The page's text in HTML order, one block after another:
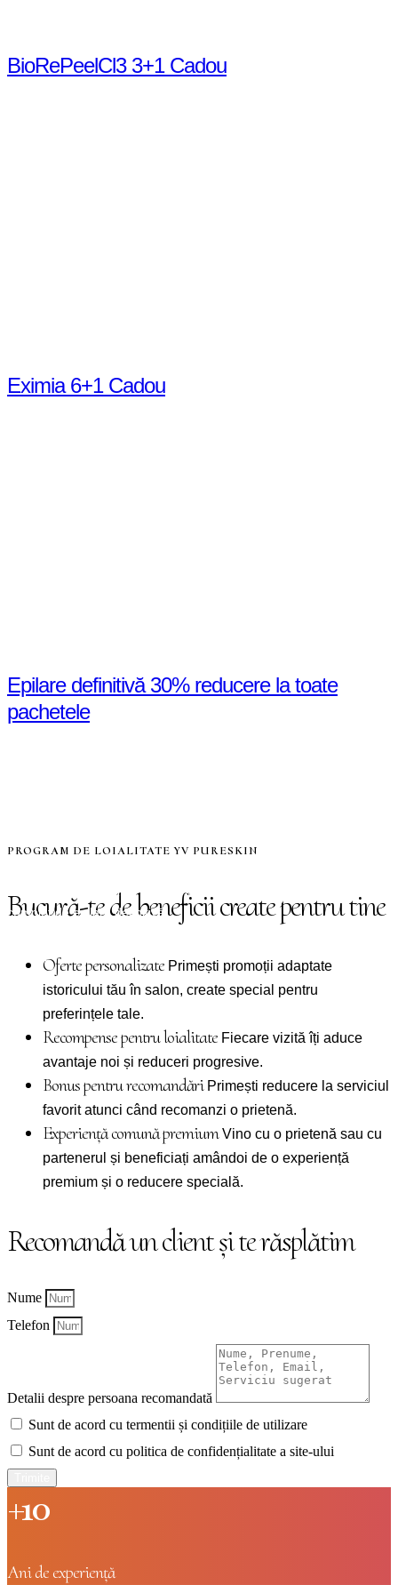
BioRePeelCl3 3+1 Cadou
Eximia 6+1 Cadou
Epilare definitivă 30% reducere la toate
pachetele
Pachetul de 6 ședințe este conceput …
Bucură-te de piele fină, netedă și fără griji, alegând un protocol
complet de epilare definitivă.
PROGRAM DE LOIALITATE YV PURESKIN
Bucură-te de beneficii create pentru tine
Oferte personalizate Primești promoții adaptate
istoricului tău în salon, create special pentru
preferințele tale.
Recompense pentru loialitate Fiecare vizită îți aduce
avantaje noi și reduceri progresive.
Bonus pentru recomandări Primești reducere la serviciul
favorit atunci când recomanzi o prietenă.
Experiență comună premiumVino cu o prietenă sau cu
partenerul și beneficiați amândoi de o experiență
premium și o reducere specială.
Recomandă un client și te răsplătim
Nume
Telefon
Detalii despre persoana recomandată
Sunt de acord cu termentii și condițiile de utilizare
Sunt de acord cu politica de confidențialitate a site-ului
+10
Ani de experiență